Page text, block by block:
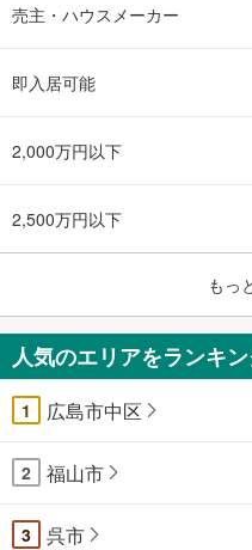
売主・ハウスメーカー
即入居可能
2,000万円以下
2,500万円以下
もっ
人気のエリアをランキ
1 広島市中区
2 福山市
3 呉市